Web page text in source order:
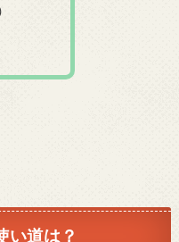
い道は？